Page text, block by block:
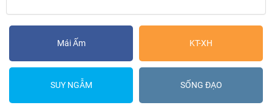
Mái Ấm KT-XH
SUY NGẪM SỐNG ĐẠO